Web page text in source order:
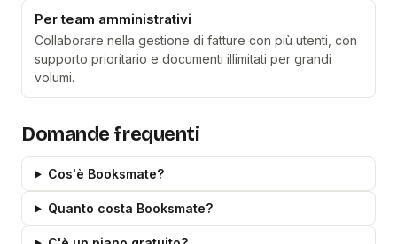
Per team amministrativi
Collaborare nella gestione di fatture con più utenti, con
supporto prioritario e documenti illimitati per grandi
volumi.
Domande frequenti
Cos'è Booksmate?
Quanto costa Booksmate?